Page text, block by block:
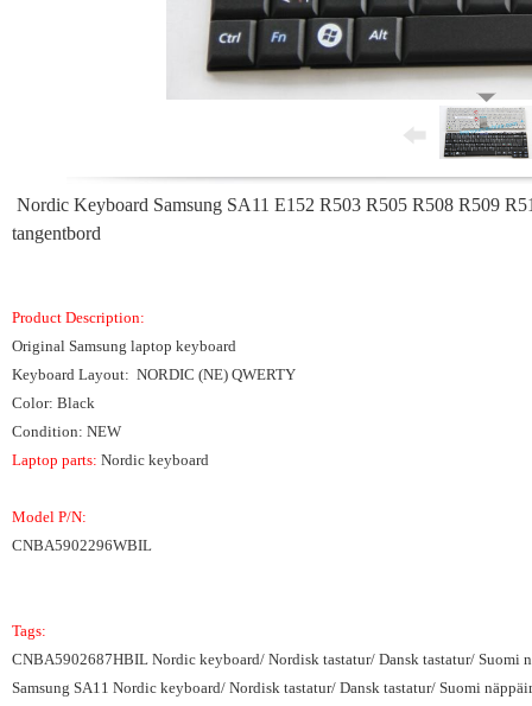
Nordic Keyboard Samsung SA11 E152 R503 R505 R508 R509
tangentbord
Product Description:
Original Samsung laptop keyboard
Keyboard Layout: NORDIC (NE) QWERTY
Color: Black
Condition: NEW
Laptop parts: Nordic keyboard
Model P/N:
CNBA5902296WBIL
Tags:
CNBA5902687HBIL Nordic keyboard/ Nordisk tastatur/ Dansk tastatur/ Suomi
Samsung SA11 Nordic keyboard/ Nordisk tastatur/ Dansk tastatur/ Suomi